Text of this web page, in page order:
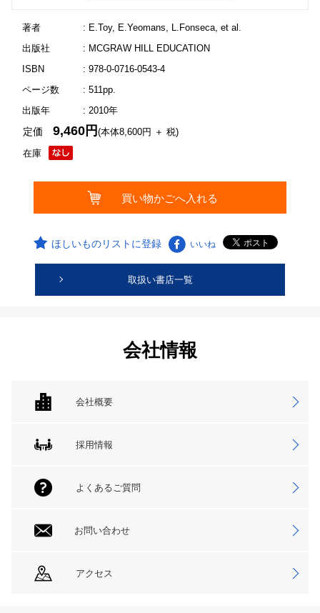
著者
: E.Toy, E.Yeomans, L.Fonseca, et al.
出版社
: MCGRAW HILL EDUCATION
ISBN
: 978-0-0716-0543-4
ページ数
: 511pp.
出版年
: 2010年
在庫
定価9,460円(本体8,600円 ＋ 税)
ほしいものリストに登録 いいね
取扱い書店一覧
会社情報
会社概要
採用情報
よくあるご質問
お問い合わせ
アクセス